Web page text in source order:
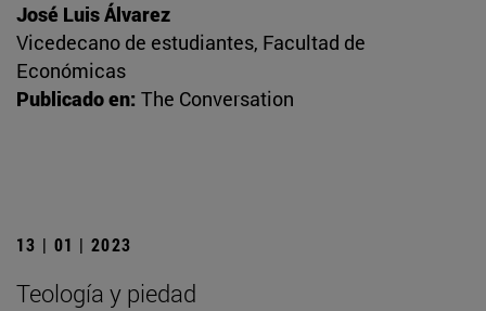
José Luis Álvarez
Vicedecano de estudiantes, Facultad de
Económicas
Publicado en: The Conversation
13 | 01 | 2023
Teología y piedad